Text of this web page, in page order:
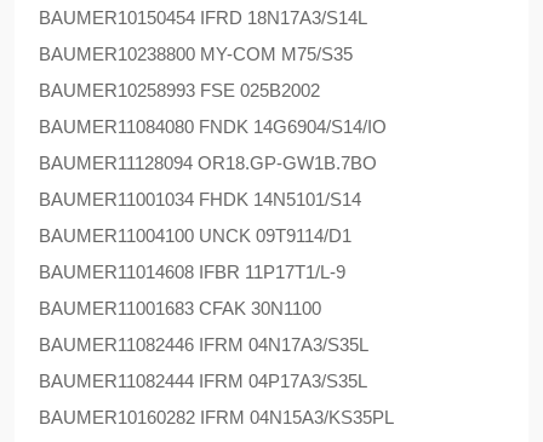
BAUMER10150454 IFRD 18N17A3/S14L
BAUMER10238800 MY-COM M75/S35
BAUMER10258993 FSE 025B2002
BAUMER11084080 FNDK 14G6904/S14/IO
BAUMER11128094 OR18.GP-GW1B.7BO
BAUMER11001034 FHDK 14N5101/S14
BAUMER11004100 UNCK 09T9114/D1
BAUMER11014608 IFBR 11P17T1/L-9
BAUMER11001683 CFAK 30N1100
BAUMER11082446 IFRM 04N17A3/S35L
BAUMER11082444 IFRM 04P17A3/S35L
BAUMER10160282 IFRM 04N15A3/KS35PL